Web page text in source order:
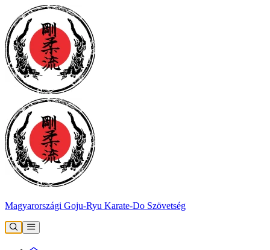
Magyarországi Goju-Ryu Karate-Do Szövetség